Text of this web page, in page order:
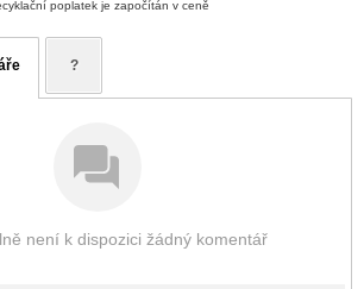
poplatek je započítán v ceně
?
není k dispozici žádný komentář